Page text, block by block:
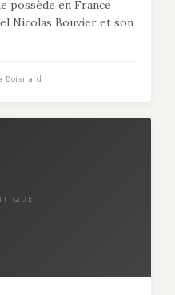
possède en France
Nicolas Bouvier et son
Boisnard